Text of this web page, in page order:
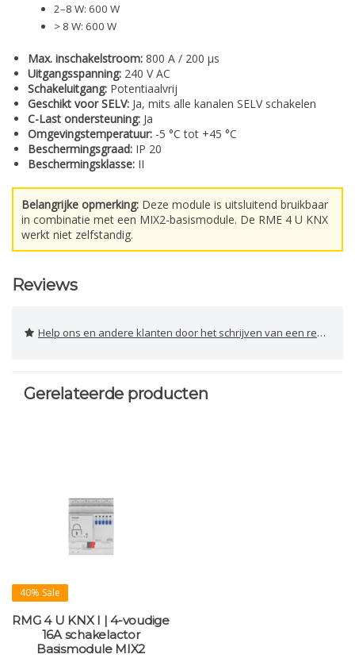
2–8 W: 600 W
> 8 W: 600 W
Max. inschakelstroom: 800 A / 200 µs
Uitgangsspanning: 240 V AC
Schakeluitgang: Potentiaalvrij
Geschikt voor SELV: Ja, mits alle kanalen SELV schakelen
C-Last ondersteuning: Ja
Omgevingstemperatuur: -5 °C tot +45 °C
Beschermingsgraad: IP 20
Beschermingsklasse: II
Belangrijke opmerking: Deze module is uitsluitend bruikbaar
in combinatie met een MIX2-basismodule. De RME 4 U KNX
werkt niet zelfstandig.
Reviews
Help ons en andere klanten door het schrijven van een review
Gerelateerde producten
40% Sale
RMG 4 U KNX I | 4-voudige
16A schakelactor
Basismodule MIX2